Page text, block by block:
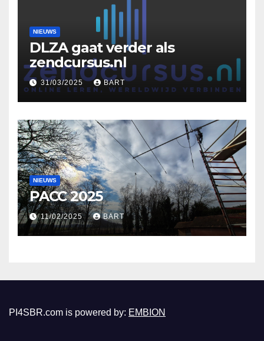
NIEUWS
DLZA gaat verder als
zendcursus.nl
31/03/2025 BART
NIEUWS
PACC 2025
11/02/2025 BART
PI4SBR.com is powered by: EMBION